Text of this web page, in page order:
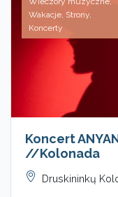
Wakacje, Strony,
Koncerty
Koncert
//Kolonada
Druskininkų